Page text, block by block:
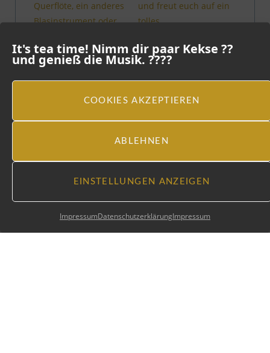
It's tea time! Nimm dir paar Kekse ??
und genieß die Musik. ????
COOKIES AKZEPTIEREN
ABLEHNEN
EINSTELLUNGEN ANZEIGEN
ImpressumDatenschutzerklärungImpressum
Folge uns auf Insta